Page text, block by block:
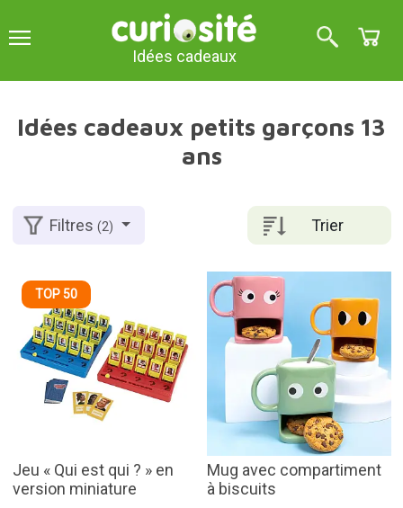
Idées cadeaux
Idées cadeaux petits garçons 13
ans
Trier
Filtres(2)
TOP 50
Jeu « Qui est qui ? » en
version miniature
Mug avec compartiment
à biscuits